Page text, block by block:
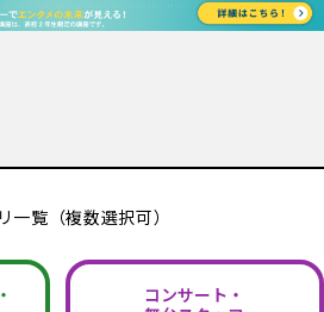
一覧（複数選択可）
コンサート・